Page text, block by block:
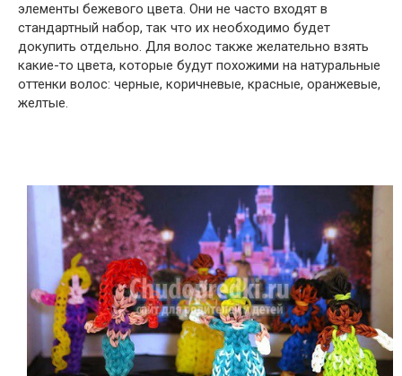
элементы бежевого цвета. Они не часто входят в
стандартный набор, так что их необходимо будет
докупить отдельно. Для волос также желательно взять
какие-то цвета, которые будут похожими на натуральные
оттенки волос: черные, коричневые, красные, оранжевые,
желтые.